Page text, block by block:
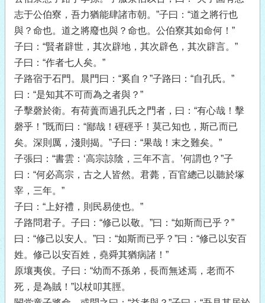
志于公伯寮，吾力猶能肆諸市朝。”子曰：“道之將行也
與？命也。道之將廢也與？命也。公伯寮其如命何！”
子曰：“賢者辟世，其次辟地，其次辟色，其次辟言。”
子曰：“作者七人矣。”
子路宿于石門。晨門曰：“奚自？”子路曰：“自孔氏。”
曰：“是知其不可而為之者與？”
子擊磬於衛。有荷蕢而過孔氏之門者，曰：“有心哉！擊
磬乎！”既而曰：“鄙哉！硜硜乎！莫己知也，斯己而已
矣。深則厲，淺則揭。”子曰：“果哉！末之難矣。”
子張曰：“書雲：‘高宗諒陰，三年不言。’何謂也？”子
曰：“何必高宗，古之人皆然。君薨，百官總己以聽於塚
宰，三年。”
子曰：“上好禮，則民易使也。”
子路問君子。子曰：“修己以敬。”曰：“如斯而已乎？”
曰：“修己以安人。”曰：“如斯而已乎？”曰：“修己以安百
姓。修己以安百姓，堯舜其猶病諸！”
原壤夷俟。子曰：“幼而不孫弟，長而無述焉，老而不
死，是為賊！”以杖叩其脛。